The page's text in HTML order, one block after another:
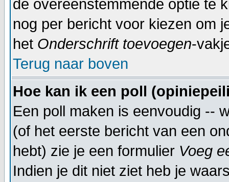
de overeenstemmende optie te
nog per bericht voor kiezen om
het Onderschrift toevoegen-
Terug naar boven
Hoe kan ik een poll
Een poll maken is eenvoudig --
(of het eerste bericht van een
hebt) zie je een formulier Voeg
Indien je dit niet ziet heb je